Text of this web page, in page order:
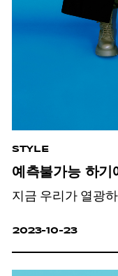
STYLE
예측불가능 하
지금 우리가 열광
2023-10-23